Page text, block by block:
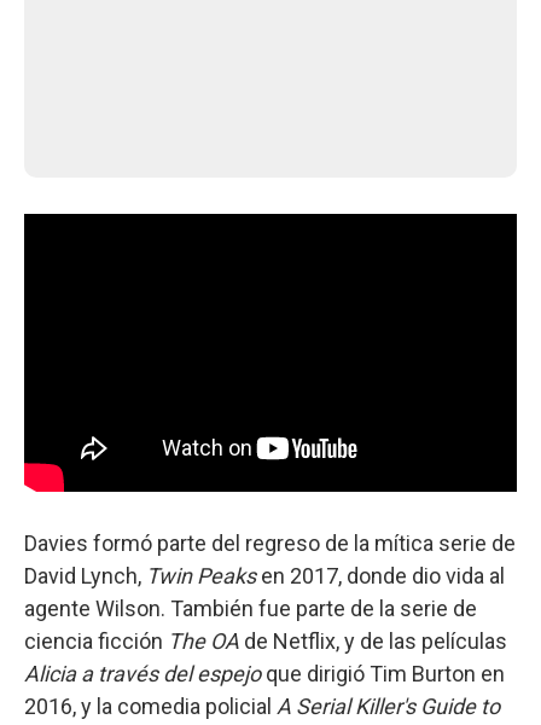
Davies formó parte del regreso de la mítica serie de
David Lynch, Twin Peaksen 2017, donde dio vida al
agente Wilson. También fue parte de la serie de
ciencia ficción The OA de Netflix, y de las películas
Alicia a través del espejoque dirigió Tim Burton en
2016, y la comedia policial A Serial Killer's Guide to